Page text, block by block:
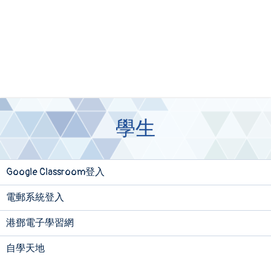
學生
Google Classroom登入
電郵系統登入
港鄧電子學習網
自學天地